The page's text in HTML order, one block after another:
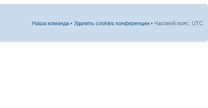
Наша команда • Удалить cookies конференции • Часовой пояс: UTC